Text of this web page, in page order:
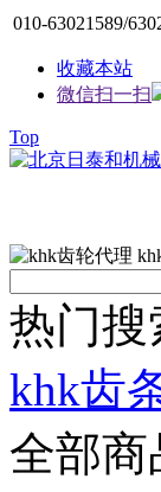
010-63021589/
收藏本站
微信扫一扫
Top
热门搜
khk齿
全部商